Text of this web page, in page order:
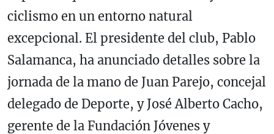
ciclismo en un entorno natural
excepcional. El presidente del club, Pablo
Salamanca, ha anunciado detalles sobre la
jornada de la mano de Juan Parejo, concejal
delegado de Deporte, y José Alberto Cacho,
gerente de la Fundación Jóvenes y